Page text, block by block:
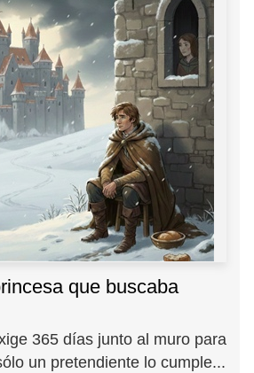
que buscaba
365 días junto al muro para
un pretendiente lo cumple...